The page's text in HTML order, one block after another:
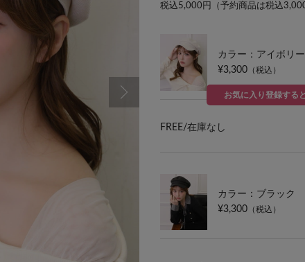
税込5,000円（予約商品は税込
カラー：アイボリー
¥3,300 （税込）
FREE/在庫なし
お気に入り登録する
カラー：ブラック
¥3,300 （税込）